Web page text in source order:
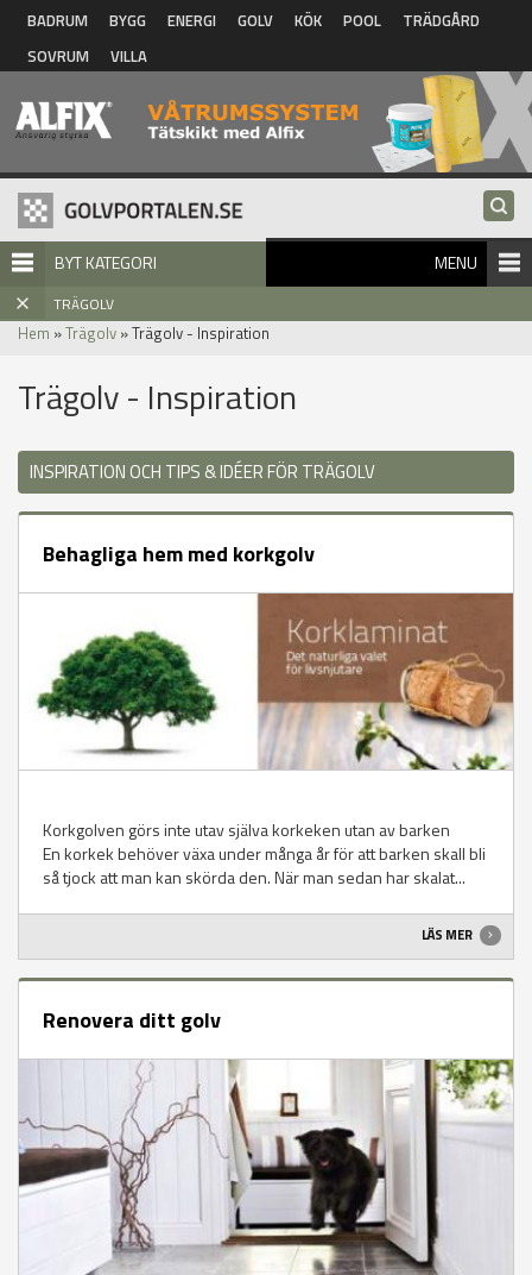
Hoppa till huvudinnehåll
BADRUM BYGG ENERGI GOLV KÖK POOL
TRÄDGÅRD
SOVRUM
VILLA
BYT KATEGORI MENU
TRÄGOLV
Hem »Trägolv » Trägolv - Inspiration
Trägolv - Inspiration
INSPIRATION OCH TIPS & IDÉER FÖR TRÄGOLV
Behagliga hem med korkgolv
Korkgolven görs inte utav själva korkeken utan av barken
En korkek behöver växa under många år för att barken skall bli
så tjock att man kan skörda den. När man sedan har skalat...
LÄS MER
Renovera ditt golv